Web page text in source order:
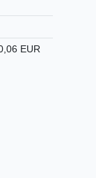
EUR